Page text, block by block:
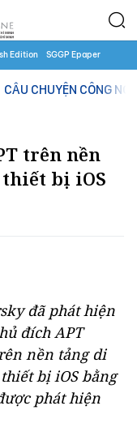
Edition SGGP Epaper
CÂU CHUYỆN CÔNG
trên nền
bị iOS
đã phát hiện
đích APT
nền tảng di
bị iOS bằng
phát hiện